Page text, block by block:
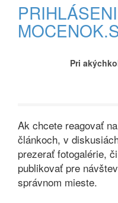
Pri
Ak chcete reagovať
článkoch, v
prezerať fotogalérie,
publikovať pre
správnom mieste.